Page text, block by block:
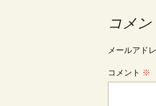
コメ
メールアド
コメント ※